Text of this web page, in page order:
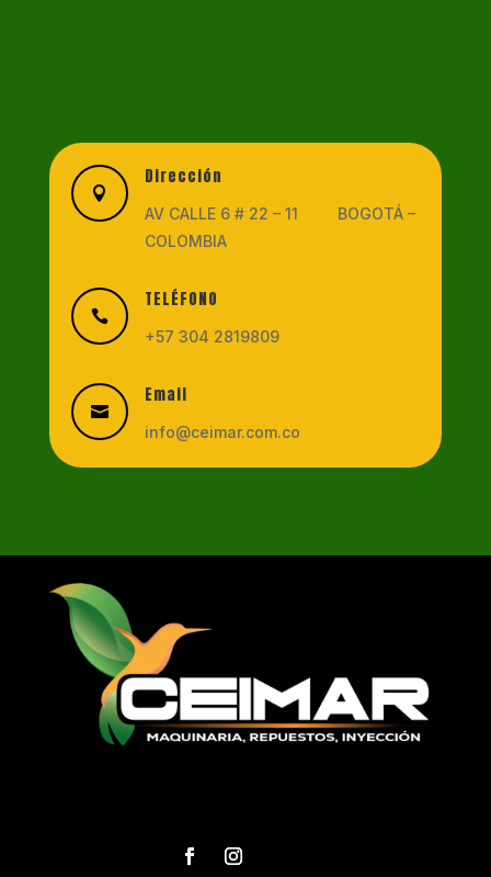

Dirección
AV CALLE 6 # 22 – 11 BOGOTÁ –
COLOMBIA

TELÉFONO
+57 304 2819809

Email
info@ceimar.com.co